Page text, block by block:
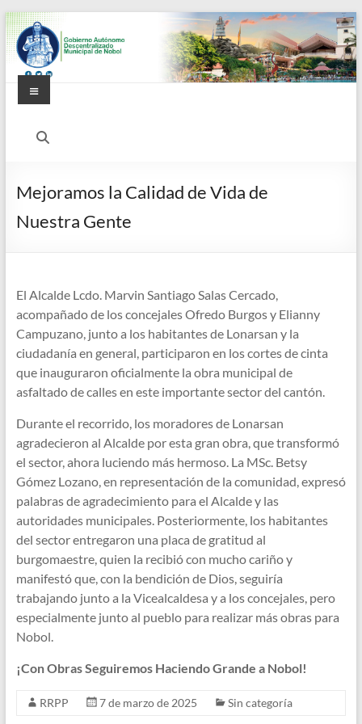
Saltar
al
contenido
Alcaldía
de
Nobol
Menú
Mejoramos la Calidad de Vida de
Nuestra Gente
El Alcalde Lcdo. Marvin Santiago Salas Cercado,
acompañado de los concejales Ofredo Burgos y Elianny
Campuzano, junto a los habitantes de Lonarsan y la
ciudadanía en general, participaron en los cortes de cinta
que inauguraron oficialmente la obra municipal de
asfaltado de calles en este importante sector del cantón.
Durante el recorrido, los moradores de Lonarsan
agradecieron al Alcalde por esta gran obra, que transformó
el sector, ahora luciendo más hermoso. La MSc. Betsy
Gómez Lozano, en representación de la comunidad, expresó
palabras de agradecimiento para el Alcalde y las
autoridades municipales. Posteriormente, los habitantes
del sector entregaron una placa de gratitud al
burgomaestre, quien la recibió con mucho cariño y
manifestó que, con la bendición de Dios, seguiría
trabajando junto a la Vicealcaldesa y a los concejales, pero
especialmente junto al pueblo para realizar más obras para
Nobol.
¡Con Obras Seguiremos Haciendo Grande a Nobol!
RRPP 7 de marzo de 2025 Sin categoría